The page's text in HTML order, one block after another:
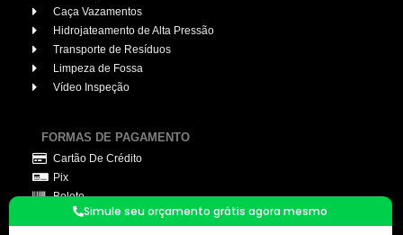
Caça Vazamentos
Hidrojateamento de Alta Pressão
Transporte de Resíduos
Limpeza de Fossa
Vídeo Inspeção
FORMAS DE PAGAMENTO
Cartão De Crédito
Pix
Boleto
Simule seu orçamento grátis agora mesmo